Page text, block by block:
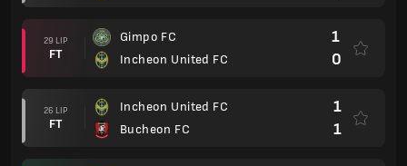
29 LIP
FT
Gimpo FC
Incheon United FC
1
0
26 LIP
FT
Incheon United FC
Bucheon FC
1
1